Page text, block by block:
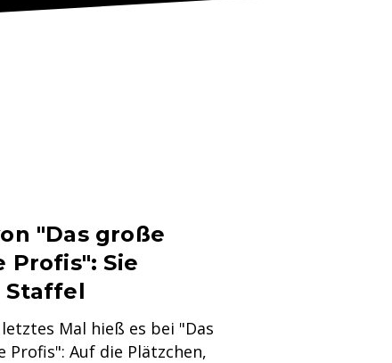
"Das große
Profis": Sie
Staffel
Mal hieß es bei "Das
Profis": Auf die Plätzchen,